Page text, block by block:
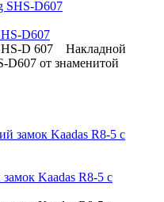
D607
D 607 Накладной
D607 от знаменитой
Kaadas R8-5 с